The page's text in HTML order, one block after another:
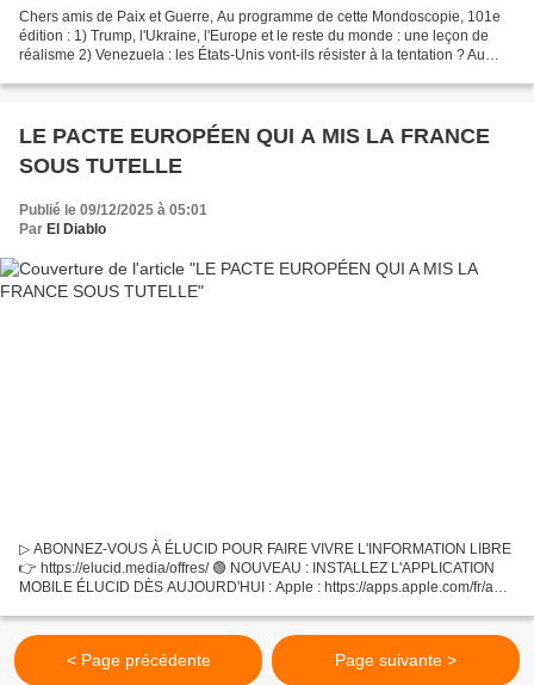
Chers amis de Paix et Guerre, Au programme de cette Mondoscopie, 101e
édition : 1) Trump, l'Ukraine, l'Europe et le reste du monde : une leçon de
réalisme 2) Venezuela : les États-Unis vont-ils résister à la tentation ? Au
LE PACTE EUROPÉEN QUI A MIS LA FRANCE
SOUS TUTELLE
Publié le 09/12/2025 à 05:01
Par El Diablo
▷ ABONNEZ-VOUS À ÉLUCID POUR FAIRE VIVRE L'INFORMATION LIBRE
👉 https://elucid.media/offres/ 🟢 NOUVEAU : INSTALLEZ L'APPLICATION
MOBILE ÉLUCID DÈS AUJOURD'HUI : Apple : https://apps.apple.com/fr/app/
https://play.google.com/store/apps/details?id=com.elucidapp...
< Page précédente Page suivante >